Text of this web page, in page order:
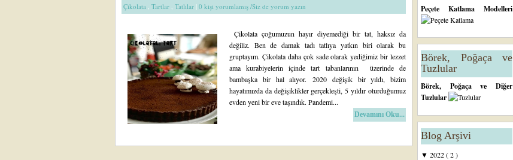
Çikolata , Tartlar , Tatlılar | 0 kişi yorumlamış /Siz de yorum yazın
Çikolata çoğumuzun hayır diyemediği bir tat, haksız da
değiliz. Ben de damak tadı tatlıya yatkın biri olarak bu
gruptayım. Çikolata daha çok sade olarak yediğimiz bir lezzet
ama kurabiyelerin içinde tart tabanlarının üzerinde de
bambaşka bir hal alıyor. 2020 değişik bir yıldı, bizim
hayatımızda da değişiklikler gerçekleşti, 5 yıldır oturduğumuz
evden yeni bir eve taşındık. Pandemi...
Devamını Oku...
Peçete Katlama Modelleri
Börek, Poğaça ve
Tuzlular
Börek, Poğaça ve Diğer
Tuzlular
Blog Arşivi
▼ 2022( 2 )